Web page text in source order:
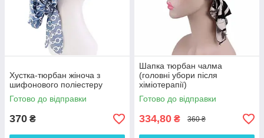
Хустка-тюрбан жіноча з
шифонового поліестеру
Готово до відправки
370 ₴
Шапка тюрбан чалма
(головні убори після
хіміотерапії)
Готово до відправки
334,80 ₴ 360 ₴